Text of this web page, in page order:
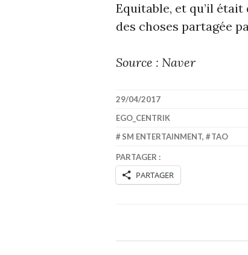
Equitable, et qu’il
des choses partagée
Source : Naver
29/04/2017
EGO_CENTRIK
SM ENTERTAINMENT, TAO
PARTAGER :
PARTAGER